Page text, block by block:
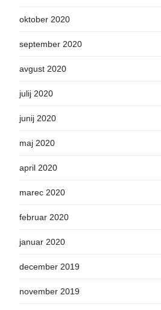
oktober 2020
september 2020
avgust 2020
julij 2020
junij 2020
maj 2020
april 2020
marec 2020
februar 2020
januar 2020
december 2019
november 2019